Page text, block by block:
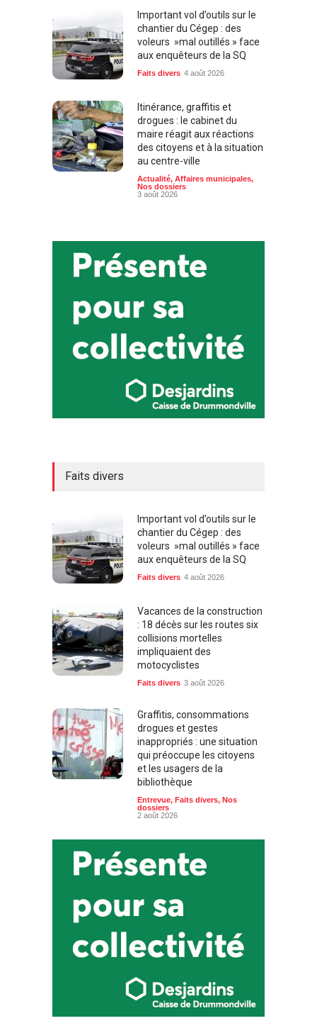
Important vol d’outils sur le
chantier du Cégep : des
voleurs »mal outillés » face
aux enquêteurs de la SQ
Faits divers 4 août 2026
Itinérance, graffitis et
drogues : le cabinet du
maire réagit aux réactions
des citoyens et à la situation
au centre-ville
Actualité, Affaires municipales,
Nos dossiers
3 août 2026
Faits divers
Important vol d’outils sur le
chantier du Cégep : des
voleurs »mal outillés » face
aux enquêteurs de la SQ
Faits divers 4 août 2026
Vacances de la construction
: 18 décès sur les routes six
collisions mortelles
impliquaient des
motocyclistes
Faits divers 3 août 2026
Graffitis, consommations
drogues et gestes
inappropriés : une situation
qui préoccupe les citoyens
et les usagers de la
bibliothèque
Entrevue, Faits divers, Nos
dossiers
2 août 2026